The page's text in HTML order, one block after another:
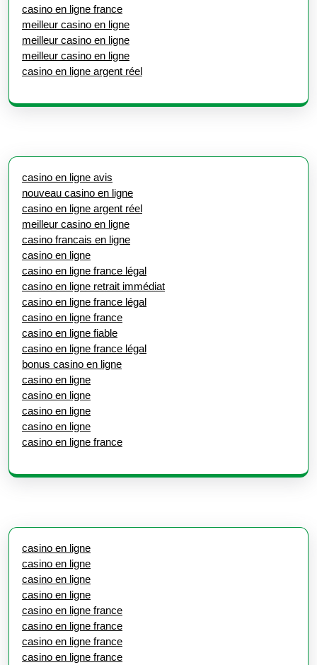
casino en ligne france
meilleur casino en ligne
meilleur casino en ligne
meilleur casino en ligne
casino en ligne argent réel
casino en ligne avis
nouveau casino en ligne
casino en ligne argent réel
meilleur casino en ligne
casino francais en ligne
casino en ligne
casino en ligne france légal
casino en ligne retrait immédiat
casino en ligne france légal
casino en ligne france
casino en ligne fiable
casino en ligne france légal
bonus casino en ligne
casino en ligne
casino en ligne
casino en ligne
casino en ligne
casino en ligne france
casino en ligne
casino en ligne
casino en ligne
casino en ligne
casino en ligne france
casino en ligne france
casino en ligne france
casino en ligne france